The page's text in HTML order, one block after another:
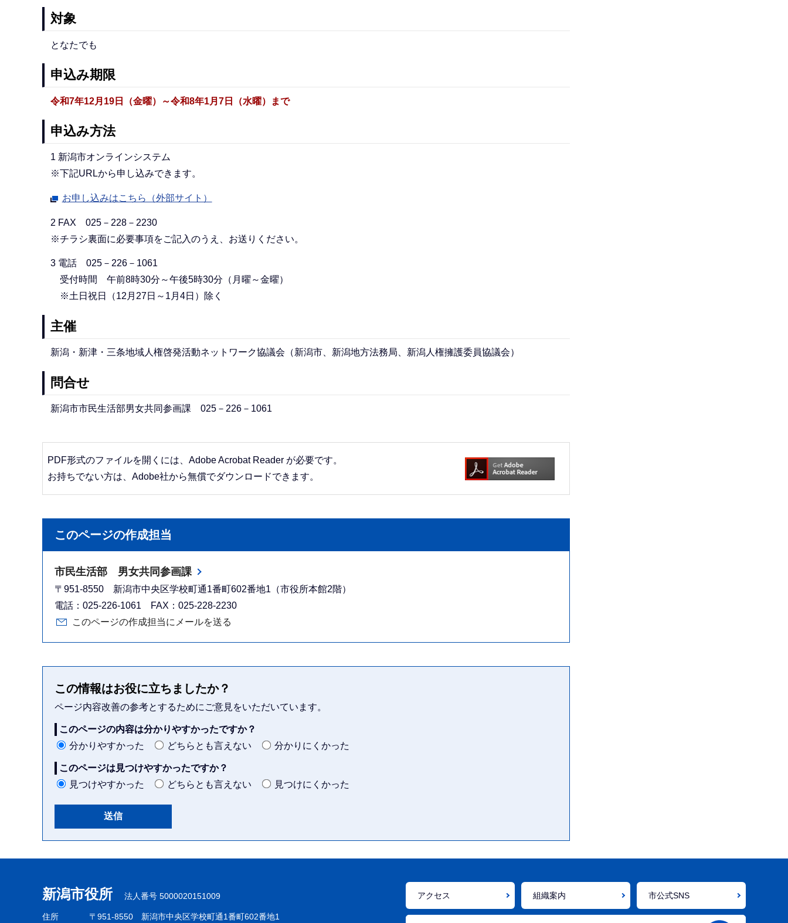
対象
となたでも
申込み期限
令和7年12月19日（金曜）～令和8年1月7日（水曜）まで
申込み方法
1 新潟市オンラインシステム
※下記URLから申し込みできます。
お申し込みはこちら（外部サイト）
2 FAX 025－228－2230
※チラシ裏面に必要事項をご記入のうえ、お送りください。
3 電話 025－226－1061
受付時間 午前8時30分～午後5時30分（月曜～金曜）
※土日祝日（12月27日～1月4日）除く
主催
新潟・新津・三条地域人権啓発活動ネットワーク協議会（新潟市、新潟地方法務局、新潟人権擁護委員協議会）
問合せ
新潟市市民生活部男女共同参画課 025－226－1061
PDF形式のファイルを開くには、Adobe Acrobat Reader が必要です。
お持ちでない方は、Adobe社から無償でダウンロードできます。
このページの作成担当
市民生活部 男女共同参画課
〒951-8550 新潟市中央区学校町通1番町602番地1（市役所本館2階）
電話：025-226-1061 FAX：025-228-2230
このページの作成担当にメールを送る
この情報はお役に立ちましたか？
ページ内容改善の参考とするためにご意見をいただいています。
このページの内容は分かりやすかったですか？
分かりやすかった
どちらとも言えない 分かりにくかった
このページは見つけやすかったですか？
見つけやすかった
どちらとも言えない 見つけにくかった
こ
ま
新潟市役所 法人番号 5000020151009
住所 〒951-8550 新潟市中央区学校町通1番町602番地1
アクセス 組織案内 市公式SNS